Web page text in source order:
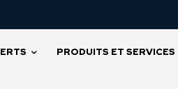
PRODUITS ET SERVICES